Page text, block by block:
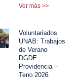
Ver más >>
Voluntariados
UNAB: Trabajos
de Verano
DGDE
Providencia –
Teno 2026